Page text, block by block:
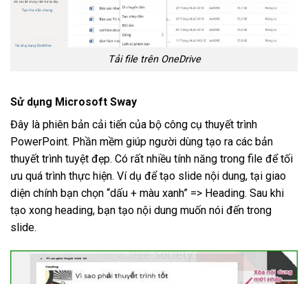
Tải file trên OneDrive
Sử dụng Microsoft Sway
Đây là phiên bản cải tiến của bộ công cụ thuyết trình
PowerPoint. Phần mềm giúp người dùng tạo ra các bản
thuyết trình tuyệt đẹp. Có rất nhiều tính năng trong file để tối
ưu quá trình thực hiện. Ví dụ để tạo slide nội dung, tại giao
diện chính bạn chọn “dấu + màu xanh” => Heading. Sau khi
tạo xong heading, bạn tạo nội dung muốn nói đến trong
slide.